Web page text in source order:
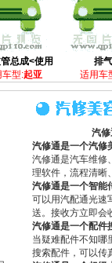
总成<使用
车型:起亚
排
适用车
汽
汽修通是一个汽修
汽修通是汽车维修
理软件，流程清晰
汽修通是一个智能
可以用汽配通光速
送。接收方立即会
汽修通是一个配件
当疑难配件不知哪
搜索配件，可以传